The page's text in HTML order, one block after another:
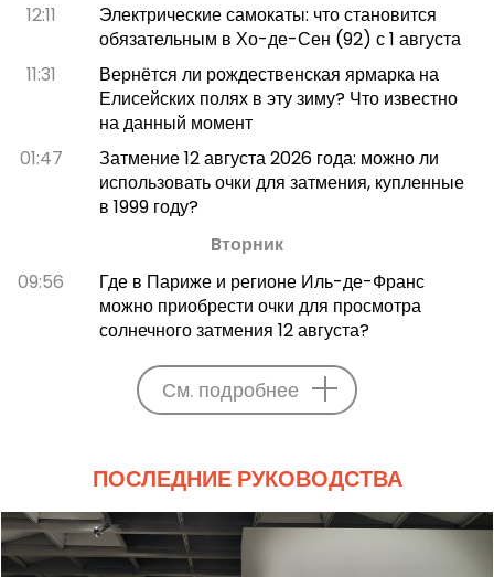
12:11
Электрические самокаты: что становится
обязательным в Хо-де-Сен (92) с 1 августа
11:31
Вернётся ли рождественская ярмарка на
Елисейских полях в эту зиму? Что известно
на данный момент
01:47
Затмение 12 августа 2026 года: можно ли
использовать очки для затмения, купленные
в 1999 году?
Bторник
09:56
Где в Париже и регионе Иль-де-Франс
можно приобрести очки для просмотра
солнечного затмения 12 августа?
См. подробнее
ПОСЛЕДНИЕ РУКОВОДСТВА